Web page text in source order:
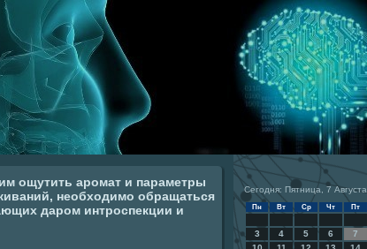
ощутить аромат и параметры
необходимо обращаться
даром интроспекции и
Сегодня: Пятница, 7 Августа
Пн Вт Ср Чт Пт
3
4 5 6 7